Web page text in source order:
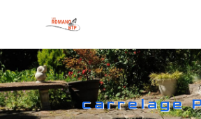
carrelage